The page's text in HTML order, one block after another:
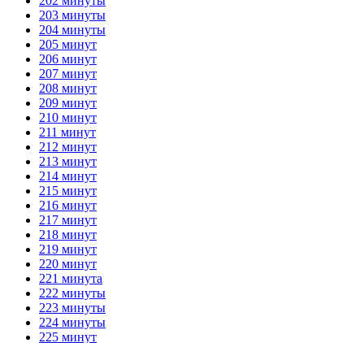
203 минуты
204 минуты
205 минут
206 минут
207 минут
208 минут
209 минут
210 минут
211 минут
212 минут
213 минут
214 минут
215 минут
216 минут
217 минут
218 минут
219 минут
220 минут
221 минута
222 минуты
223 минуты
224 минуты
225 минут